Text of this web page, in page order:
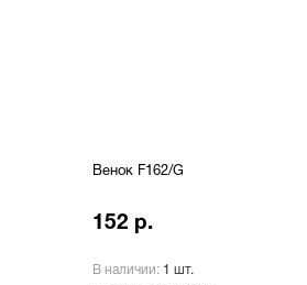
Венок F162/G
152 р.
В наличии: 1 шт.